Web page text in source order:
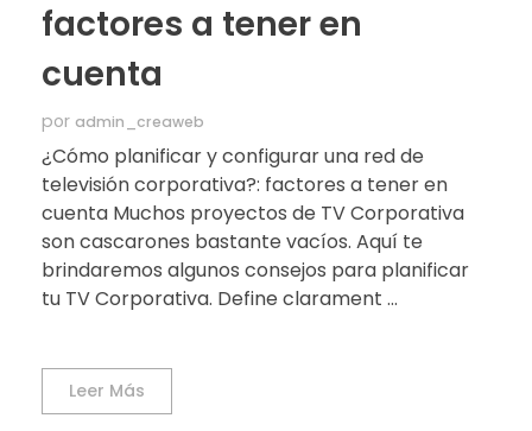
factores a tener en
cuenta
por admin_creaweb
¿Cómo planificar y configurar una red de
televisión corporativa?: factores a tener en
cuenta Muchos proyectos de TV Corporativa
son cascarones bastante vacíos. Aquí te
brindaremos algunos consejos para planificar
tu TV Corporativa. Define clarament ...
Leer Más